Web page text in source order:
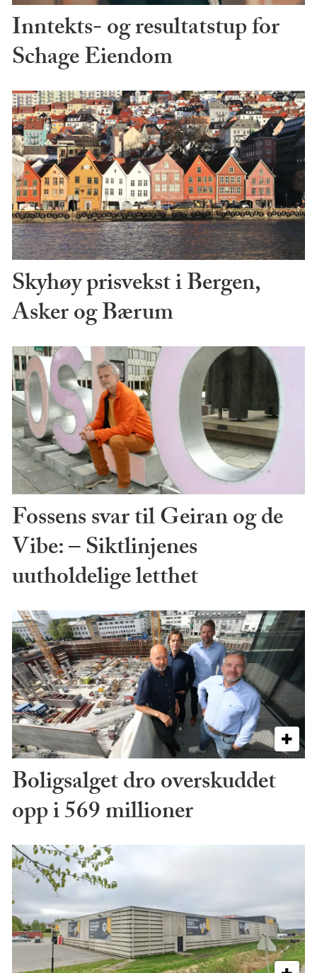
Inntekts- og resultatstup for
Schage Eiendom
Skyhøy prisvekst i Bergen,
Asker og Bærum
Fossens svar til Geiran og de
Vibe: – Siktlinjenes
uutholdelige letthet
Boligsalget dro overskuddet
opp i 569 millioner